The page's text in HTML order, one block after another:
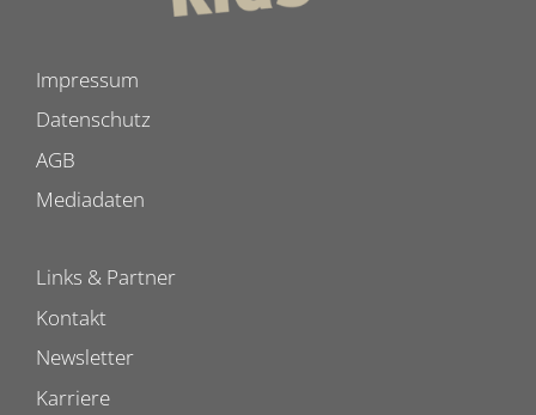
Impressum
Datenschutz
AGB
Mediadaten
Links & Partner
Kontakt
Newsletter
Karriere